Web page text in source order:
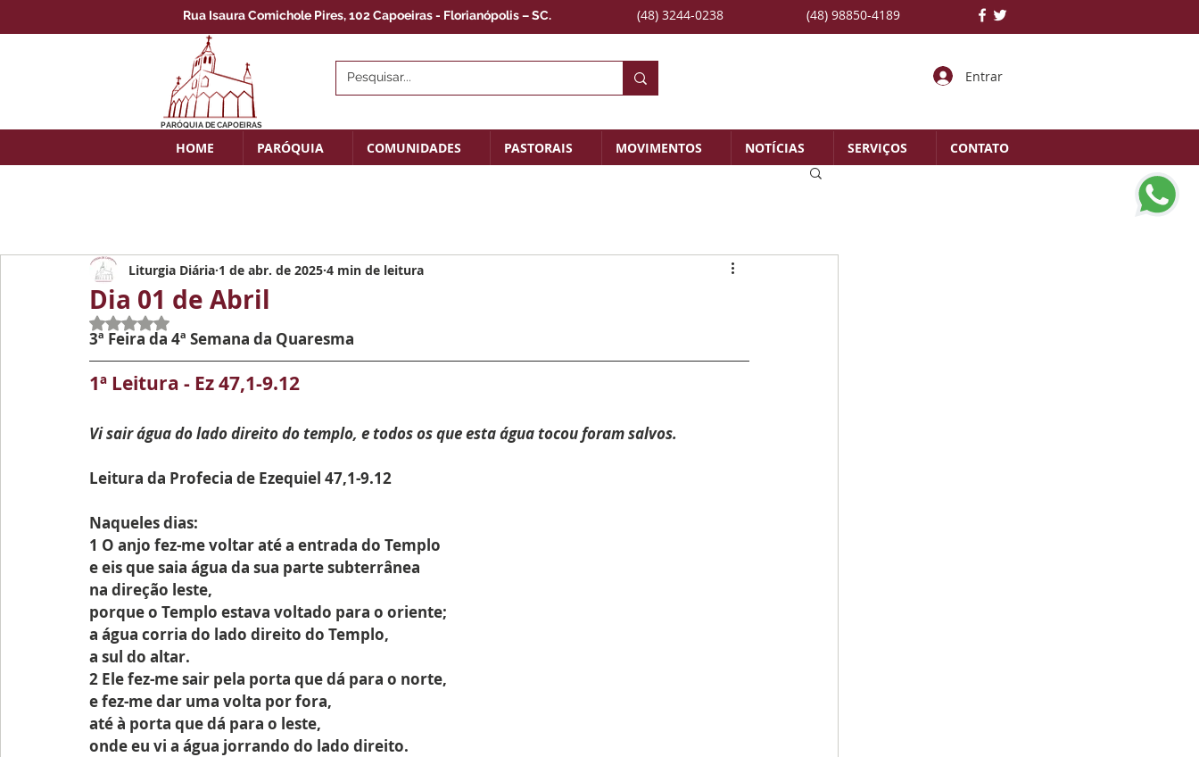
Rua Isaura Comichole Pires, 102 Capoeiras - Florianópolis – SC. (48) 3244-0238 (48) 98850-4189
PARÓQUIA DE CAPOEIRAS
Entrar
HOME PARÓQUIA COMUNIDADES PASTORAIS MOVIMENTOS NOTÍCIAS SERVIÇOS CONTATO
Dia 01 de Abril
Liturgia Diária 1 de abr. de 2025 4 min de leitura
Avaliado com NaN de 5 estrelas.
3ª Feira da 4ª Semana da Quaresma
1ª Leitura - Ez 47,1-9.12
Vi sair água do lado direito do templo, e todos os que esta água tocou foram salvos.
Leitura da Profecia de Ezequiel 47,1-9.12
Naqueles dias:
1 O anjo fez-me voltar até a entrada do Templo
e eis que saia água da sua parte subterrânea
na direção leste,
porque o Templo estava voltado para o oriente;
a água corria do lado direito do Templo,
a sul do altar.
2 Ele fez-me sair pela porta que dá para o norte,
e fez-me dar uma volta por fora,
até à porta que dá para o leste,
onde eu vi a água jorrando do lado direito.